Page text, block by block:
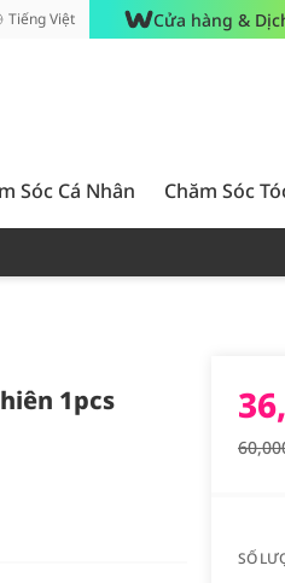
Tiếng Việt Cửa hàng &
Sóc Cá Nhân Chăm Sóc
1pcs
SỐ